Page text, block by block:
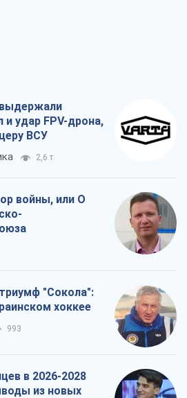
удар FPV-дрона,
ВСУ
2,6 т.
войны, или О
"Сокола":
хоккее
993
в 2026-2028
из новых